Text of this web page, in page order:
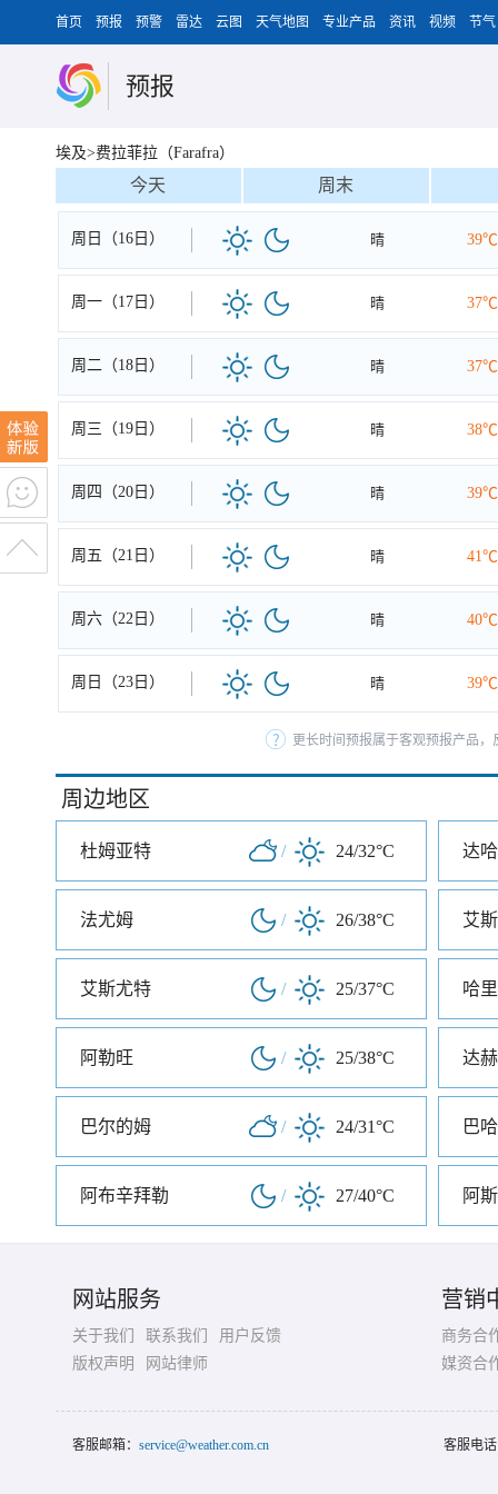
首页 预报 预警 雷达 云图 天气地图 专业产品 资讯 视频 节气
预报
埃及>费拉菲拉（Farafra）
今天 周末
周日（16日） 晴 39℃
周一（17日） 晴 37℃
周二（18日） 晴 37℃
周三（19日） 晴 38℃
周四（20日） 晴 39℃
周五（21日） 晴 41℃
周六（22日） 晴 40℃
周日（23日） 晴 39℃
更长时间预报属于客观预报产品
周边地区
杜姆亚特 / 24/32°C 达
法尤姆 / 26/38°C 艾
艾斯尤特 / 25/37°C
阿勒旺 / 25/38°C 达
巴尔的姆 / 24/31°C 巴
阿布辛拜勒 / 27/40°C 阿
网站服务
关于我们 联系我们
用户反馈
版权声明
网站律师
营销
商务合
媒资合
客服邮箱： service@weather.com.cn 客服电